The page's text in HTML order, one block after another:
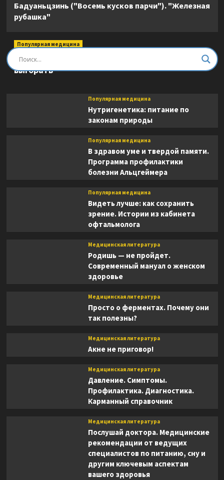
Бадуаньцзинь ("Восемь кусков парчи"). "Железная
рубашка"
Популярная медицина
Быть врачом. Как помогать, развиваться и не
выгорать
Популярная медицина
Нутригенетика: питание по
законам природы
Популярная медицина
В здравом уме и твердой памяти.
Программа профилактики
болезни Альцгеймера
Популярная медицина
Видеть лучше: как сохранить
зрение. Истории из кабинета
офтальмолога
Медицинская литература
Родишь — не пройдет.
Современный мануал о женском
здоровье
Медицинская литература
Просто о ферментах. Почему они
так полезны?
Медицинская литература
Акне не приговор!
Медицинская литература
Давление. Симптомы.
Профилактика. Диагностика.
Карманный справочник
Медицинская литература
Послушай доктора. Медицинские
рекомендации от ведущих
специалистов по питанию, сну и
другим ключевым аспектам
вашего здоровья